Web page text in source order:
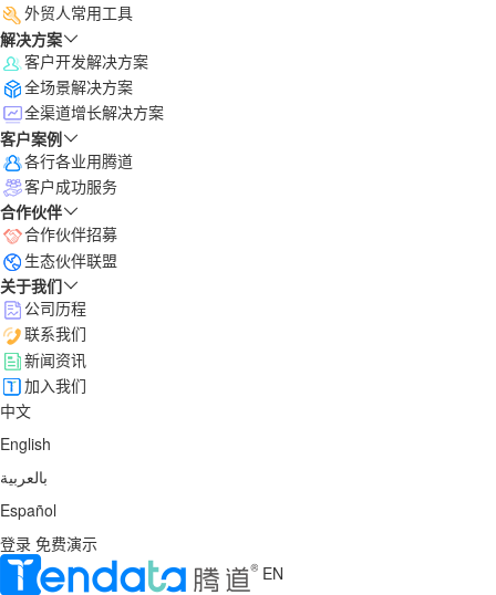
外贸人常用工具
解决方案
客户开发解决方案
全场景解决方案
全渠道增长解决方案
客户案例
各行各业用腾道
客户成功服务
合作伙伴
合作伙伴招募
生态伙伴联盟
关于我们
公司历程
联系我们
新闻资讯
加入我们
中文
English
بالعربية
Español
登录 免费演示
EN